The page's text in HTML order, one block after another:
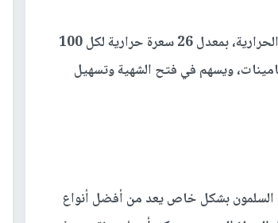
التوت البري (Cranberry) يحتوي على عدد قليل من السعرات الحرارية، بمعدل 26 سعرة حرارية لكل 100
ويسهم في فتح الشهية وتسهيل
السلمون بشكل خاص يعد من أفضل أنواع